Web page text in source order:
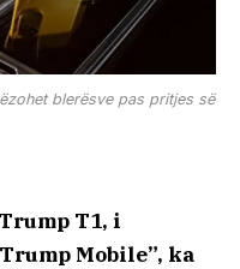
blerësve pas pritjes së
T1, i
Mobile”, ka